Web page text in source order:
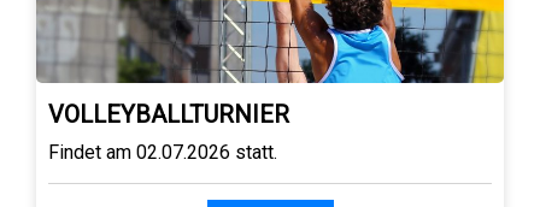
VOLLEYBALLTURNIER
Findet am 02.07.2026 statt.